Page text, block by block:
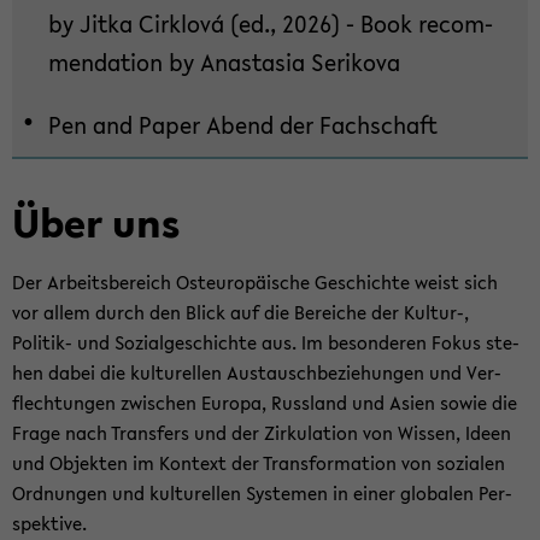
by Jitka Cirk­lová (ed., 2026) - Book re­com­
men­da­ti­on by Ana­sta­sia Se­ri­ko­va
Pen and Paper Abend der Fach­schaft
Über uns
Der Ar­beits­be­reich Ost­eu­ro­päi­sche Ge­schich­te weist sich
vor allem durch den Blick auf die Be­rei­che der Kultur-​,
Politik-​ und So­zi­al­ge­schich­te aus. Im be­son­de­ren Fokus ste­
hen dabei die kul­tu­rel­len Aus­tausch­be­zie­hun­gen und Ver­
flech­tun­gen zwi­schen Eu­ro­pa, Russ­land und Asien sowie die
Frage nach Trans­fers und der Zir­ku­la­ti­on von Wis­sen, Ideen
und Ob­jek­ten im Kon­text der Trans­for­ma­ti­on von so­zia­len
Ord­nun­gen und kul­tu­rel­len Sys­te­men in einer glo­ba­len Per­
spek­ti­ve.